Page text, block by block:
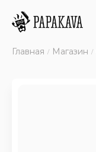
Главная Магазин